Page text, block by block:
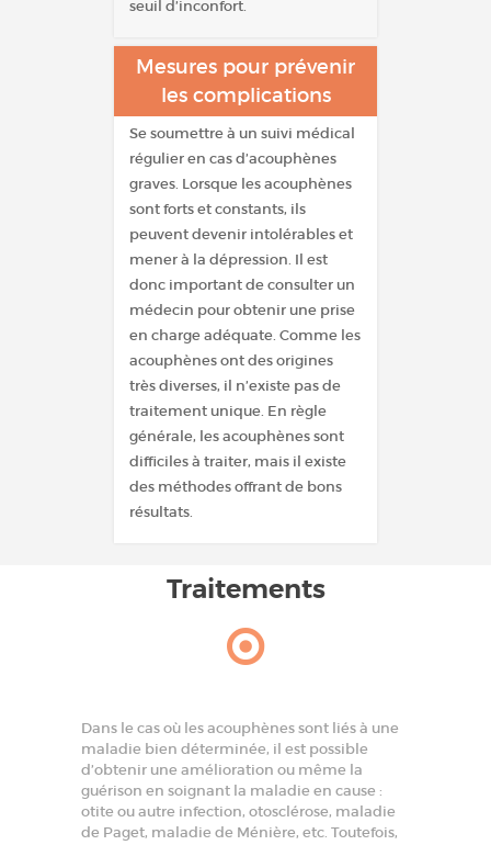
seuil d’inconfort.
Mesures pour prévenir
les complications
Se soumettre à un suivi médical
régulier en cas d’acouphènes
graves. Lorsque les acouphènes
sont forts et constants, ils
peuvent devenir intolérables et
mener à la dépression. Il est
donc important de consulter un
médecin pour obtenir une prise
en charge adéquate. Comme les
acouphènes ont des origines
très diverses, il n’existe pas de
traitement unique. En règle
générale, les acouphènes sont
difficiles à traiter, mais il existe
des méthodes offrant de bons
résultats.
Traitements
Dans le cas où les acouphènes sont liés à une
maladie bien déterminée, il est possible
d’obtenir une amélioration ou même la
guérison en soignant la maladie en cause :
otite ou autre infection, otosclérose, maladie
de Paget, maladie de Ménière, etc. Toutefois,